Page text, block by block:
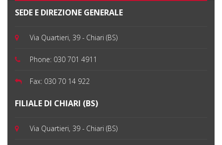
SEDE E DIREZIONE GENERALE
Via Quartieri, 39 - Chiari (BS)
Phone: 030 701 4911
Fax: 030 70 14 922
FILIALE DI CHIARI (BS)
Via Quartieri, 39 - Chiari (BS)